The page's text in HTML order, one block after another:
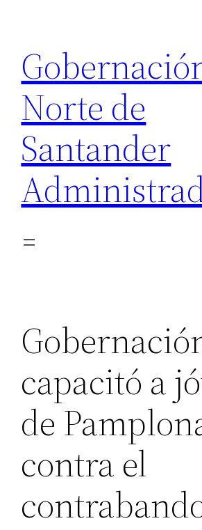
contenido
Norte de
Santander
capacitó a
de
contra el